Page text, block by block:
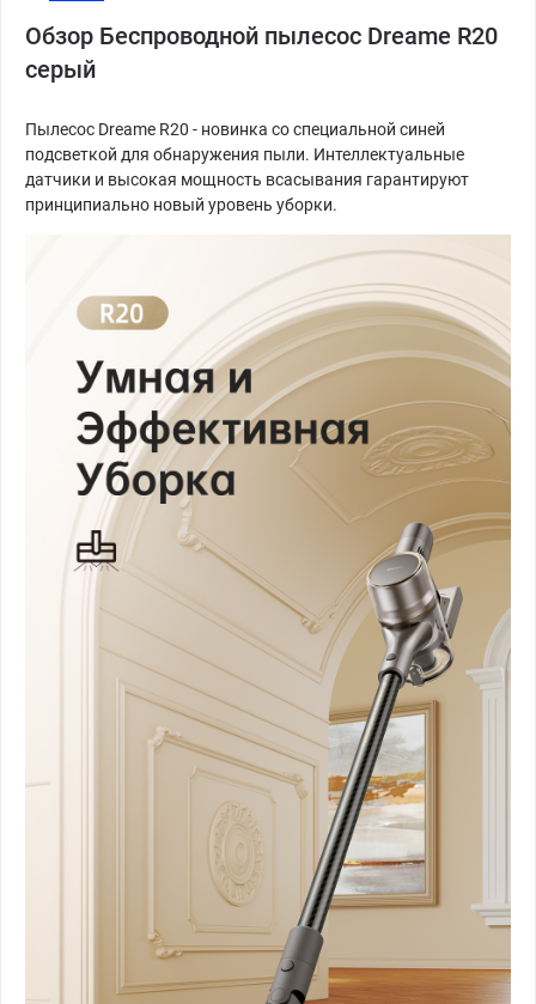
Обзор Беспроводной пылесос Dreame R20
серый
Пылесос Dreame R20 - новинка со специальной синей
подсветкой для обнаружения пыли. Интеллектуальные
датчики и высокая мощность всасывания гарантируют
принципиально новый уровень уборки.